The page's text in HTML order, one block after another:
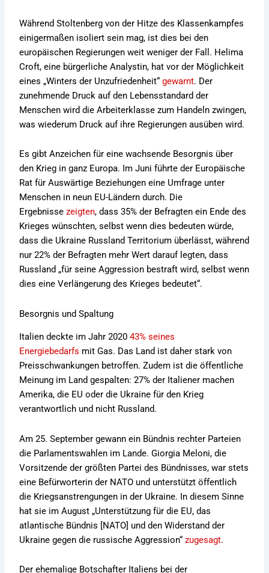
Während Stoltenberg von der Hitze des Klassenkampfes
einigermaßen isoliert sein mag, ist dies bei den
europäischen Regierungen weit weniger der Fall. Helima
Croft, eine bürgerliche Analystin, hat vor der Möglichkeit
eines „Winters der Unzufriedenheit“gewarnt. Der
zunehmende Druck auf den Lebensstandard der
Menschen wird die Arbeiterklasse zum Handeln zwingen,
was wiederum Druck auf ihre Regierungen ausüben wird.
Es gibt Anzeichen für eine wachsende Besorgnis über
den Krieg in ganz Europa. Im Juni führte der Europäische
Rat für Auswärtige Beziehungen eine Umfrage unter
Menschen in neun EU-Ländern durch. Die
Ergebnissezeigten, dass 35% der Befragten ein Ende des
Krieges wünschten, selbst wenn dies bedeuten würde,
dass die Ukraine Russland Territorium überlässt, während
nur 22% der Befragten mehr Wert darauf legten, dass
Russland „für seine Aggression bestraft wird, selbst wenn
dies eine Verlängerung des Krieges bedeutet“.
Besorgnis und Spaltung
Italien deckte im Jahr 202043% seines
Energiebedarfs mit Gas. Das Land ist daher stark von
Preisschwankungen betroffen. Zudem ist die öffentliche
Meinung im Land gespalten: 27% der Italiener machen
Amerika, die EU oder die Ukraine für den Krieg
verantwortlich und nicht Russland.
Am 25. September gewann ein Bündnis rechter Parteien
die Parlamentswahlen im Lande. Giorgia Meloni, die
Vorsitzende der größten Partei des Bündnisses, war stets
eine Befürworterin der NATO und unterstützt öffentlich
die Kriegsanstrengungen in der Ukraine. In diesem Sinne
hat sie im August „Unterstützung für die EU, das
atlantische Bündnis [NATO] und den Widerstand der
Ukraine gegen die russische Aggression“zugesagt.
Der ehemalige Botschafter Italiens bei der